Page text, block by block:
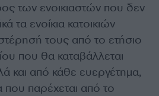
των ενοικιαστών που δεν
τα ενοίκια κατοικιών
τους από το ετήσιο
που θα καταβάλλεται
και από κάθε ευεργέτημα,
που παρέχεται από το